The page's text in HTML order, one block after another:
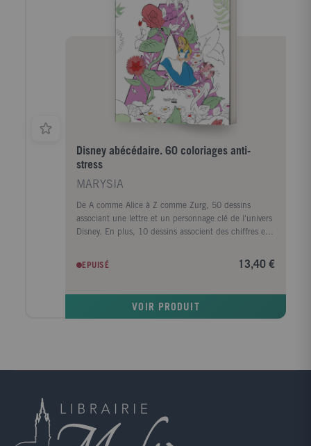
Disney abécédaire. 60 coloriages anti-
stress
MARYSIA
De A comme Alice à Z comme Zurg, 50 dessins
associant une lettre et un personnage clé de l'univers
Disney. En plus, 10 dessins associent des chiffres et
Sept Nains, les 101 Dalmatiens, Rifi, Fifi et Loulou...
EPUISÉ
13,40 €
VOIR PRODUIT